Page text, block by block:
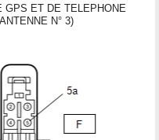
GPS ET DE TELEPHONE
N° 3)